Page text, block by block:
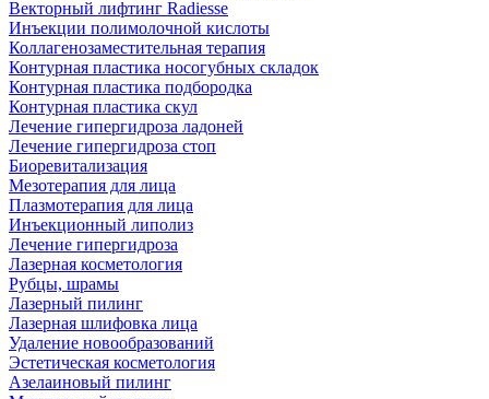
Векторный лифтинг Radiesse
Инъекции полимолочной кислоты
Коллагенозаместительная терапия
Контурная пластика носогубных складок
Контурная пластика подбородка
Контурная пластика скул
Лечение гипергидроза ладоней
Лечение гипергидроза стоп
Биоревитализация
Мезотерапия для лица
Плазмотерапия для лица
Инъекционный липолиз
Лечение гипергидроза
Лазерная косметология
Рубцы, шрамы
Лазерный пилинг
Лазерная шлифовка лица
Удаление новообразований
Эстетическая косметология
Азелаиновый пилинг